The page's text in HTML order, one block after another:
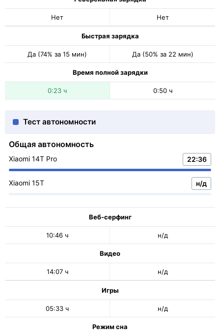
Нет Нет
Быстрая зарядка
Да (74% за 15 мин) Да (50% за 22 мин)
Время полной зарядки
0:23 ч 0:50 ч
Тест автономности
Общая автономность
Xiaomi 14T Pro 22:36
Xiaomi 15T н/д
Веб-серфинг
10:46 ч н/д
Видео
14:07 ч н/д
Игры
05:33 ч н/д
Режим сна